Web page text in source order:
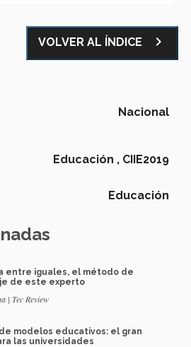
VOLVER AL ÍNDICE navigate_next
Nacional
Educación , CIIE2019
Educación
entre iguales, el método de
de este experto
| Tec Review
modelos educativos: el gran
las universidades